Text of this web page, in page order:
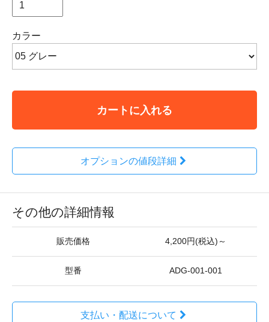
カラー
カートに入れる
オプションの値段詳細
その他の詳細情報
販売価格 4,200円(税込)～
型番 ADG-001-001
支払い・配送について